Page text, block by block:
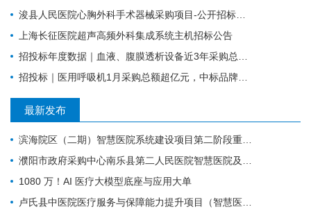
浚县人民医院心胸外科手术器械采购项目-公开招标公告
上海长征医院超声高频外科集成系统主机招标公告
招投标年度数据｜血液、腹膜透析设备近3年采购总额38.7亿元，年均增长约4亿元
招投标｜医用呼吸机1月采购总额超亿元，中标品牌达45家
最新发布
滨海院区（二期）智慧医院系统建设项目第二阶段重症、麻醉建设公开招标招标公告
濮阳市政府采购中心南乐县第二人民医院智慧医院及医疗设备采购项目（二次）公开招标公告
1080 万！AI 医疗大模型底座与应用大单
卢氏县中医院医疗服务与保障能力提升项目（智慧医院信息平台升级改造）第一批项目-流标公告